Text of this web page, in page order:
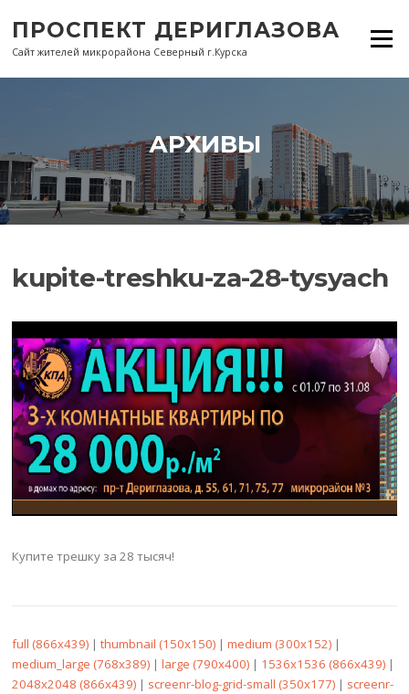
содержанию
ПРОСПЕКТ ДЕРИГЛАЗОВА
Сайт жителей микрорайона Северный г.Курска
Меню
АРХИВЫ
kupite-treshku-za-28-tysyach
Купите трешку за 28 тысяч!
full (866x439) |thumbnail (150x150) |medium (300x152) |
medium_large (768x389) |large (790x400) | 1536x1536 (866x439) |
2048x2048 (866x439) | screenr-blog-grid-small (350x177) | screenr-